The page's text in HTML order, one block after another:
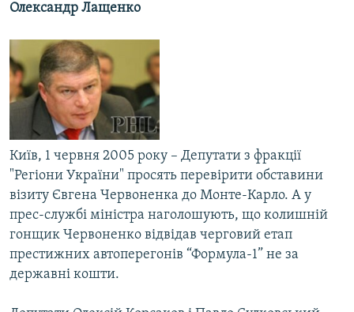
МУЛЬТИМЕДІА
ФОТО
СПЕЦПРОЄКТИ
ПОДКАСТИ
КРИМ РЕАЛІЇ
РУС
УКР
КТАТ
ДОЛУЧАЙСЯ!
Олександр Лащенко
Київ, 1 червня 2005 року – Депутати з фракції
"Регіони України" просять перевірити обставини
візиту Євгена Червоненка до Монте-Карло. А у
прес-службі міністра наголошують, що колишній
гонщик Червоненко відвідав черговий етап
престижних автоперегонів “Формула-1” не за
державні кошти.